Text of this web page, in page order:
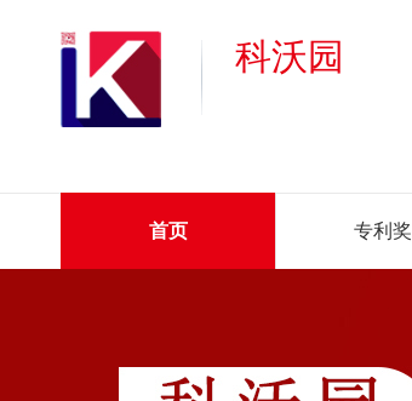
科沃园
首页 专利奖